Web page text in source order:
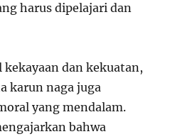
harus dipelajari dan
kekayaan dan kekuatan,
karun naga juga
yang mendalam.
bahwa